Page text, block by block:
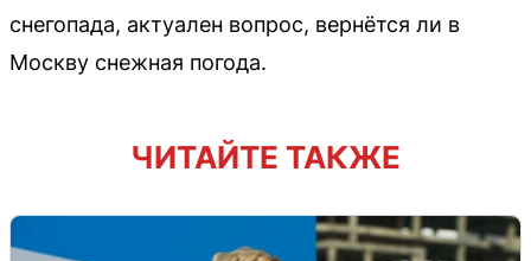
снегопада, актуален вопрос, вернётся ли в
Москву снежная погода.
ЧИТАЙТЕ ТАКЖЕ